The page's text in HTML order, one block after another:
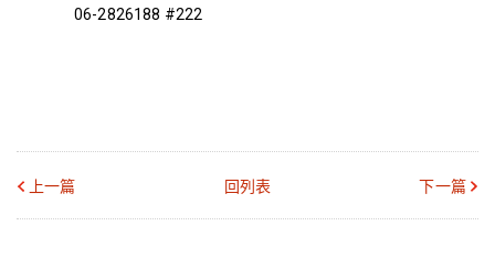
06-2826188 #222
上一篇 回列表 下一篇